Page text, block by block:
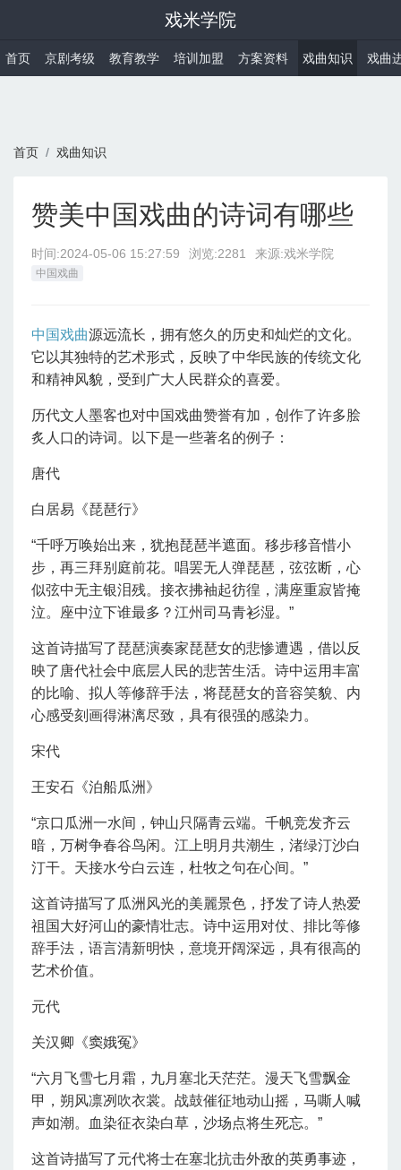
戏米学院
首页 京剧考级 教育教学 培训加盟 方案资料 戏曲知识 戏曲
首页 戏曲知识
赞美中国戏曲的诗词有哪些
时间:2024-05-06 15:27:59 浏览:2281 来源:戏米学院
中国戏曲
中国戏曲源远流长，拥有悠久的历史和灿烂的文化。
它以其独特的艺术形式，反映了中华民族的传统文化
和精神风貌，受到广大人民群众的喜爱。
历代文人墨客也对中国戏曲赞誉有加，创作了许多脍
炙人口的诗词。以下是一些著名的例子：
唐代
白居易《琵琶行》
“千呼万唤始出来，犹抱琵琶半遮面。移步移音惜小
步，再三拜别庭前花。唱罢无人弹琵琶，弦弦断，心
似弦中无主银泪残。接衣拂袖起彷徨，满座重寂皆掩
泣。座中泣下谁最多？江州司马青衫湿。”
这首诗描写了琵琶演奏家琵琶女的悲惨遭遇，借以反
映了唐代社会中底层人民的悲苦生活。诗中运用丰富
的比喻、拟人等修辞手法，将琵琶女的音容笑貌、内
心感受刻画得淋漓尽致，具有很强的感染力。
宋代
王安石《泊船瓜洲》
“京口瓜洲一水间，钟山只隔青云端。千帆竞发齐云
暗，万树争春谷鸟闲。江上明月共潮生，渚绿汀沙白
汀干。天接水兮白云连，杜牧之句在心间。”
这首诗描写了瓜洲风光的美麗景色，抒发了诗人热爱
祖国大好河山的豪情壮志。诗中运用对仗、排比等修
辞手法，语言清新明快，意境开阔深远，具有很高的
艺术价值。
元代
关汉卿《窦娥冤》
“六月飞雪七月霜，九月塞北天茫茫。漫天飞雪飘金
甲，朔风凛冽吹衣裳。战鼓催征地动山摇，马嘶人喊
声如潮。血染征衣染白草，沙场点将生死忘。”
这首诗描写了元代将士在塞北抗击外敌的英勇事迹，